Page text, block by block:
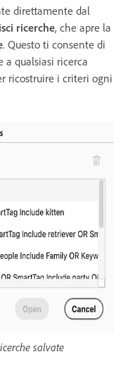
direttamente dal
ricerche, che apre la
. Questo ti consente di
a qualsiasi ricerca
ricostruire i criteri ogni
salvate